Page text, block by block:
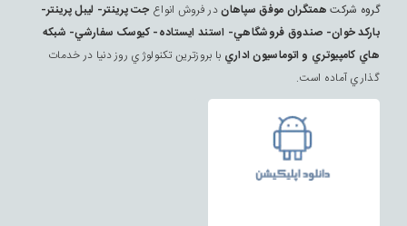
گروه شرکت همتگران موفق سپاهاندر فروش انواع جت پرينتر- ليبل پرينتر-
بارکد خوان- صندوق فروشگاهي- استند ايستاده- کيوسک سفارشي- شبکه
هاي کامپيوتري و اتوماسيون اداري با بروزترين تکنولوژي روز دنيا در خدمات
گذاري آماده است.